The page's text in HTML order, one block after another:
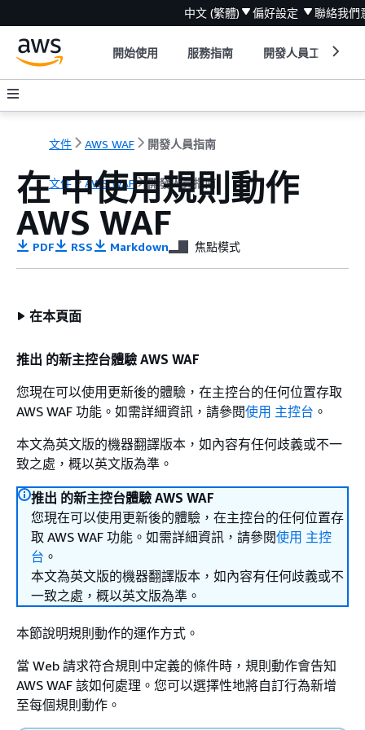
中文 (繁體) 偏好設定 聯絡我們
開始使用 服務指南 開發人員工具
文件 AWS WAF 開發人員指南
文件 AWS WAF 開發人員指南
在 中使用規則動作
AWS WAF
PDF RSS Markdown 焦點模式
在本頁面
推出 的新主控台體驗 AWS WAF
您現在可以使用更新後的體驗，在主控台的任何位置存取
AWS WAF 功能。如需詳細資訊，請參閱使用 主控台 。
本文為英文版的機器翻譯版本，如內容有任何歧義或不一
致之處，概以英文版為準。
推出 的新主控台體驗 AWS WAF
您現在可以使用更新後的體驗，在主控台的任何位置存
取 AWS WAF 功能。如需詳細資訊，請參閱使用 主控
台 。
本文為英文版的機器翻譯版本，如內容有任何歧義或不
一致之處，概以英文版為準。
本節說明規則動作的運作方式。
當 Web 請求符合規則中定義的條件時，規則動作會告知
AWS WAF 該如何處理。您可以選擇性地將自訂行為新增
至每個規則動作。